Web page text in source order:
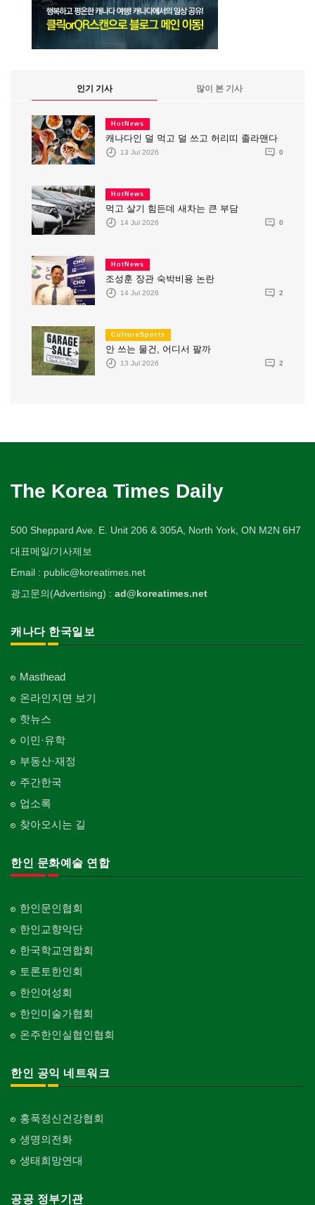
인기 기사 많이 본 기사
HotNews
캐나다인 덜 먹고 덜 쓰고 허리띠 졸라맨다
13 Jul 2026 0
HotNews
먹고 살기 힘든데 새차는 큰 부담
14 Jul 2026 0
HotNews
조성훈 장관 숙박비용 논란
14 Jul 2026 2
CultureSports
안 쓰는 물건, 어디서 팔까
13 Jul 2026 2
The Korea Times Daily
500 Sheppard Ave. E. Unit 206 & 305A, North York, ON M2N 6H7
대표메일/기사제보
Email : public@koreatimes.net
광고문의(Advertising) : ad@koreatimes.net
캐나다 한국일보
Masthead
온라인지면 보기
핫뉴스
이민·유학
부동산·재정
주간한국
업소록
찾아오시는 길
한인 문화예술 연합
한인문인협회
한인교향악단
한국학교연합회
토론토한인회
한인여성회
한인미술가협회
온주한인실협인협회
한인 공익 네트워크
홍푹정신건강협회
생명의전화
생태희망연대
공공 정부기관